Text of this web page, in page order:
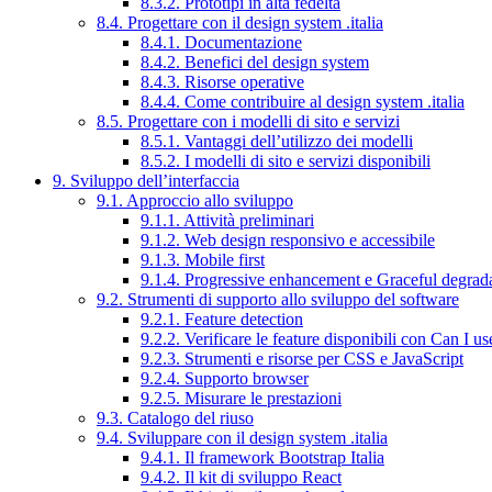
8.4. Progettare con il design system .italia
8.4.1. Documentazione
8.4.2. Benefici del design system
8.4.3. Risorse operative
8.4.4. Come contribuire al design system .italia
8.5. Progettare con i modelli di sito e servizi
8.5.1. Vantaggi dell’utilizzo dei modelli
8.5.2. I modelli di sito e servizi disponibili
9. Sviluppo dell’interfaccia
9.1. Approccio allo sviluppo
9.1.1. Attività preliminari
9.1.2. Web design responsivo e accessibile
9.1.3. Mobile first
9.1.4. Progressive enhancement e Graceful
9.2. Strumenti di supporto allo sviluppo del software
9.2.1. Feature detection
9.2.2. Verificare le feature disponibili con Can I
9.2.3. Strumenti e risorse per CSS e JavaScript
9.2.4. Supporto browser
9.2.5. Misurare le prestazioni
9.3. Catalogo del riuso
9.4. Sviluppare con il design system .italia
9.4.1. Il framework Bootstrap Italia
9.4.2. Il kit di sviluppo React